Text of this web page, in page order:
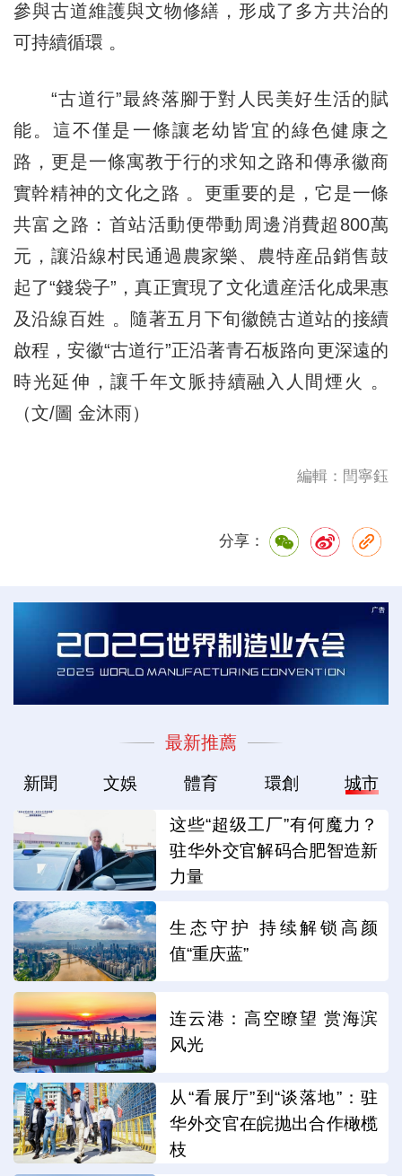
參與古道維護與文物修繕，形成了多方共治的
可持續循環 。
“古道行”最終落腳于對人民美好生活的賦
能。這不僅是一條讓老幼皆宜的綠色健康之
路，更是一條寓教于行的求知之路和傳承徽商
實幹精神的文化之路 。更重要的是，它是一條
共富之路：首站活動便帶動周邊消費超800萬
元，讓沿線村民通過農家樂、農特産品銷售鼓
起了“錢袋子”，真正實現了文化遺産活化成果惠
及沿線百姓 。隨著五月下旬徽饒古道站的接續
啟程，安徽“古道行”正沿著青石板路向更深遠的
時光延伸，讓千年文脈持續融入人間煙火 。
（文/圖 金沐雨）
編輯：閆寧鈺
分享：
最新推薦
新聞 文娛 體育 環創 城市
这些“超级工厂”有何魔力？
驻华外交官解码合肥智造新
力量
生态守护 持续解锁高颜
值“重庆蓝”
连云港：高空瞭望 赏海滨
风光
从“看展厅”到“谈落地”：驻
华外交官在皖抛出合作橄榄
枝